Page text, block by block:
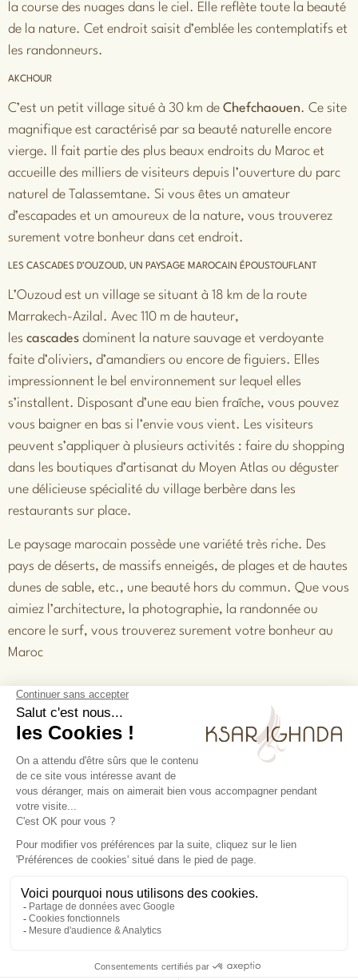
la course des nuages dans le ciel. Elle reflète toute la beauté
de la nature. Cet endroit saisit d’emblée les contemplatifs et
les randonneurs.
AKCHOUR
C’est un petit village situé à 30 km de Chefchaouen. Ce site
magnifique est caractérisé par sa beauté naturelle encore
vierge. Il fait partie des plus beaux endroits du Maroc et
accueille des milliers de visiteurs depuis l’ouverture du parc
naturel de Talassemtane. Si vous êtes un amateur
d’escapades et un amoureux de la nature, vous trouverez
surement votre bonheur dans cet endroit.
LES CASCADES D’OUZOUD, UN PAYSAGE MAROCAIN ÉPOUSTOUFLANT
L’Ouzoud est un village se situant à 18 km de la route
Marrakech-Azilal. Avec 110 m de hauteur,
les cascades dominent la nature sauvage et verdoyante
faite d’oliviers, d’amandiers ou encore de figuiers. Elles
impressionnent le bel environnement sur lequel elles
s’installent. Disposant d’une eau bien fraîche, vous pouvez
vous baigner en bas si l’envie vous vient. Les visiteurs
peuvent s’appliquer à plusieurs activités : faire du shopping
dans les boutiques d’artisanat du Moyen Atlas ou déguster
une délicieuse spécialité du village berbère dans les
restaurants sur place.
Le paysage marocain possède une variété très riche. Des
pays de déserts, de massifs enneigés, de plages et de hautes
dunes de sable, etc., une beauté hors du commun. Que vous
aimiez l’architecture, la photographie, la randonnée ou
encore le surf, vous trouverez surement votre bonheur au
Maroc
PRÉCÉDENT
Apprendre la langue arabe avant un séjour au Maroc
IGHNDA
GESTION DES COOKIES
Nous
Ait Ben
Haddou -
+ 212
Instagram